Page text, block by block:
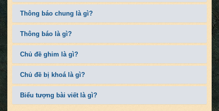
Thông báo chung là gì?
Thông báo là gì?
Chủ đề ghim là gì?
Chủ đề bị khoá là gì?
Biểu tượng bài viết là gì?